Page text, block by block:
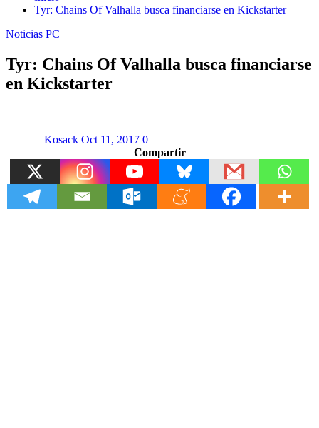
Tyr: Chains Of Valhalla busca financiarse en Kickstarter
Noticias PC
Tyr: Chains Of Valhalla busca financiarse
en Kickstarter
Kosack Oct 11, 2017 0
Compartir